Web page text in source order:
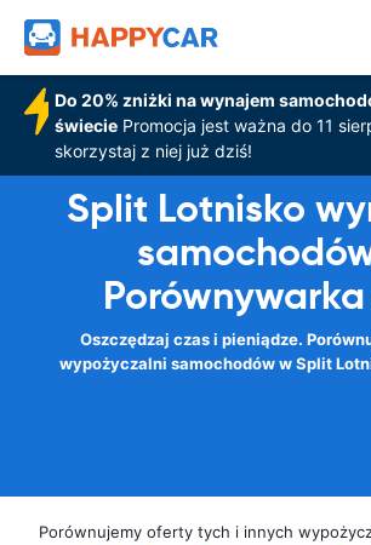
Do 20% zniżki na wynajem
świeciePromocja jest ważna do 11
skorzystaj z niej już dziś!
Split Lotnisko
Oszczędzaj czas i pieniądze.
wypożyczalni samochodów w Split
Porównujemy oferty tych i innych